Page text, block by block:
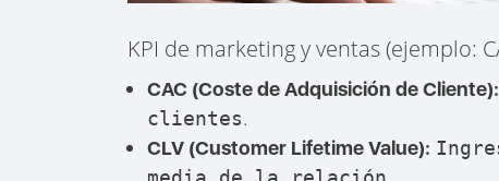
KPI de marketing y ventas (ejemplo:
CAC (Coste de Adquisición de Cliente):
clientes.
CLV (Customer Lifetime Value):